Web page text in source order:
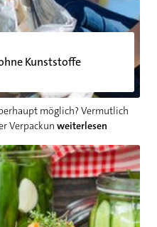
Kunststoffe
möglich? Vermutlich
Verpackun weiterlesen
neu entdeckt